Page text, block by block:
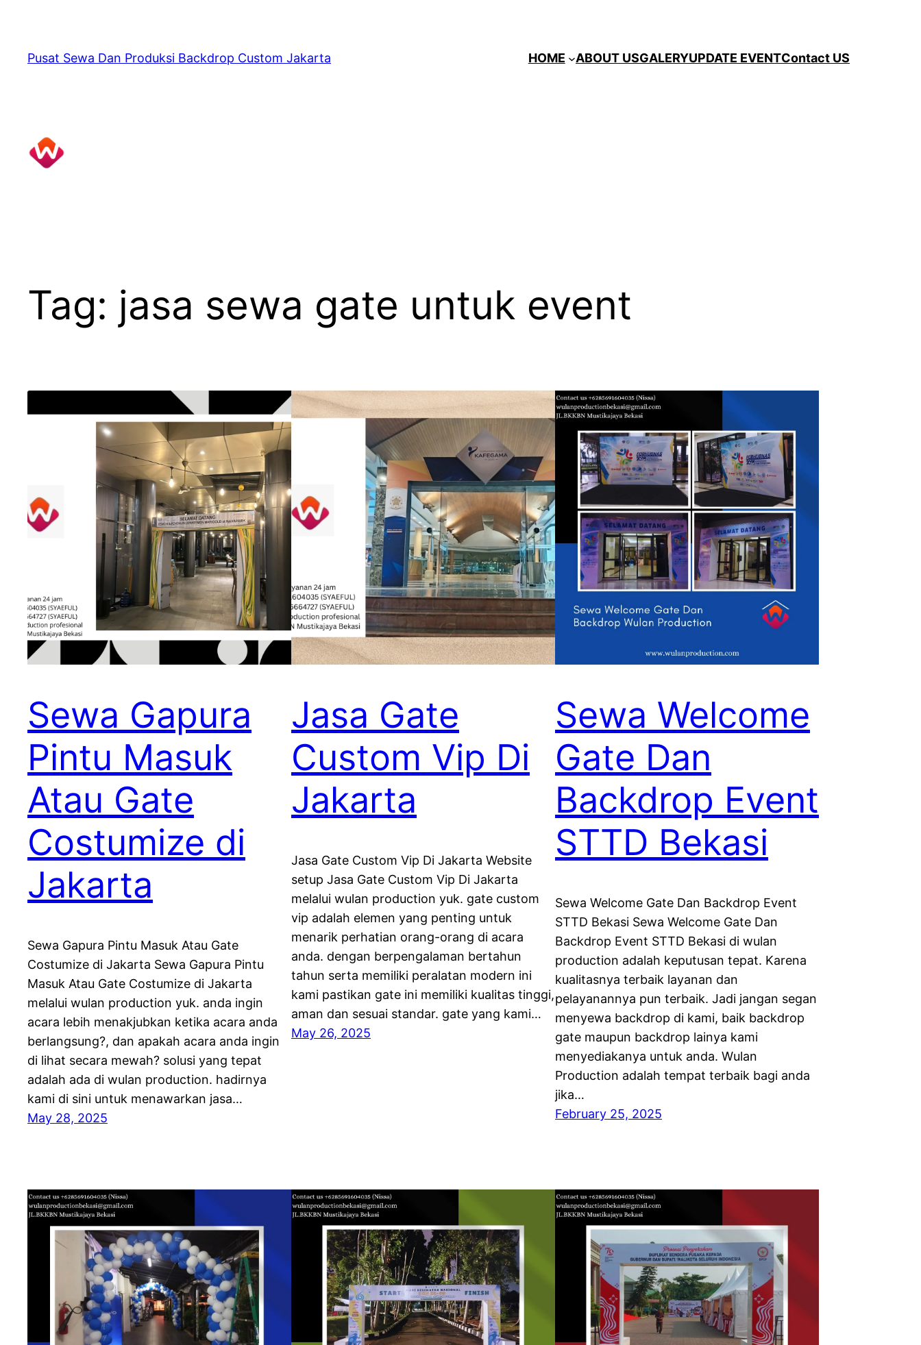
content
Pusat Sewa Dan Produksi Backdrop Custom Jakarta HOME ABOUT USGALERYUPDATE EVENTContact US
Tag: jasa sewa gate untuk event
Sewa Gapura
Pintu Masuk
Atau Gate
Costumize di
Jakarta
Sewa Gapura Pintu Masuk Atau Gate
Costumize di Jakarta Sewa Gapura Pintu
Masuk Atau Gate Costumize di Jakarta
melalui wulan production yuk. anda ingin
acara lebih menakjubkan ketika acara anda
berlangsung?, dan apakah acara anda ingin
di lihat secara mewah? solusi yang tepat
adalah ada di wulan production. hadirnya
kami di sini untuk menawarkan jasa…
May 28, 2025
Jasa Gate
Custom Vip Di
Jakarta
Jasa Gate Custom Vip Di Jakarta Website
setup Jasa Gate Custom Vip Di Jakarta
melalui wulan production yuk. gate custom
vip adalah elemen yang penting untuk
menarik perhatian orang-orang di acara
anda. dengan berpengalaman bertahun
tahun serta memiliki peralatan modern ini
kami pastikan gate ini memiliki kualitas tinggi,
aman dan sesuai standar. gate yang kami…
May 26, 2025
Sewa Welcome
Gate Dan
Backdrop Event
STTD Bekasi
Sewa Welcome Gate Dan Backdrop Event
STTD Bekasi Sewa Welcome Gate Dan
Backdrop Event STTD Bekasi di wulan
production adalah keputusan tepat. Karena
kualitasnya terbaik layanan dan
pelayanannya pun terbaik. Jadi jangan segan
menyewa backdrop di kami, baik backdrop
gate maupun backdrop lainya kami
menyediakanya untuk anda. Wulan
Production adalah tempat terbaik bagi anda
jika…
February 25, 2025